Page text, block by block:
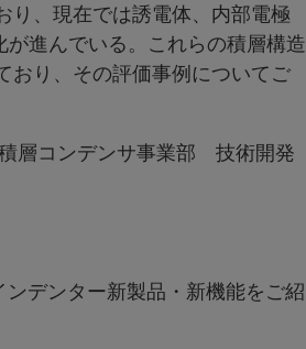
り、現在では誘電体、内部電極
進んでいる。これらの積層構造
おり、その評価事例についてご
サ事業部 技術開発
介 様
デンター新製品・新機能をご紹